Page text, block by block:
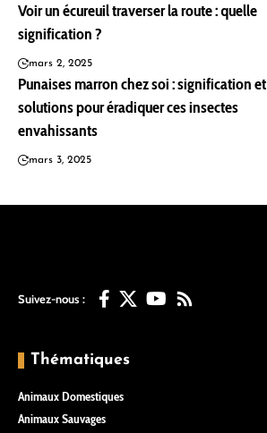
Voir un écureuil traverser la route : quelle
signification ?
mars 2, 2025
Punaises marron chez soi : signification et
solutions pour éradiquer ces insectes
envahissants
mars 3, 2025
Suivez-nous :
Thématiques
Animaux Domestiques
Animaux Sauvages